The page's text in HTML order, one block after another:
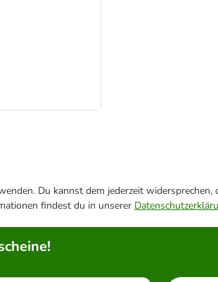
Du kannst dem jederzeit widersprechen,
findest du in unserer